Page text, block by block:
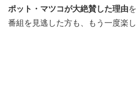
ポット・マツコが大絶賛した理由
番組を見逃した方も、もう一度楽